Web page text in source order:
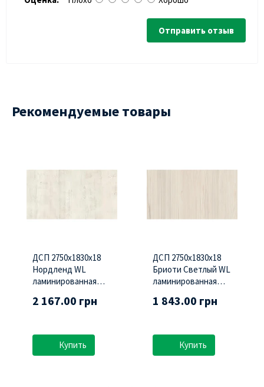
Отправить отзыв
Рекомендуемые товары
ДСП 2750х1830х18
Нордленд WL
ламинированная
2 167.00 грн
Купить
ДСП 2750х1830х18
Бриоти Светлый WL
ламинированная
1 843.00 грн
Купить